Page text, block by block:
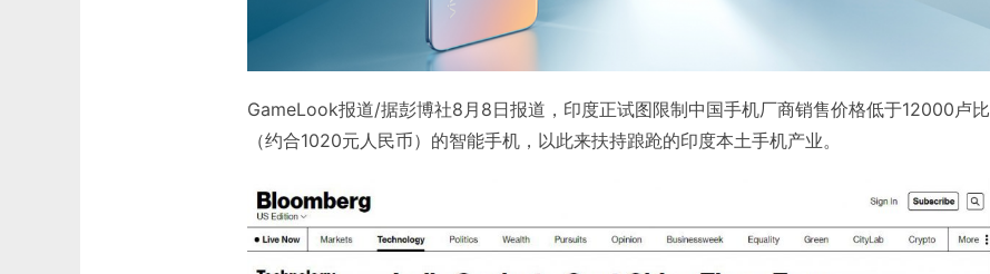
GameLook报道/据彭博社8月8日报道，印度正试图限制中国手机厂商销售价格低于12000卢比
（约合1020元人民币）的智能手机，以此来扶持踉跄的印度本土手机产业。